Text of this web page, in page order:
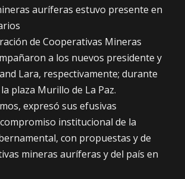
auríferas estuvo presente en
de Cooperativas Mineras
a los nuevos presidente y
Lara, respectivamente; durante
plaza Murillo de La Paz.
expresó sus efusivas
institucional de la
con propuestas y de
mineras auríferas y del país en